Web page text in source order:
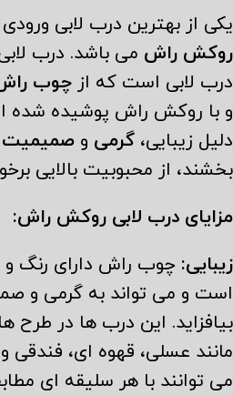
یکی از بهترین درب لابی
روکش راش می باشد. درب
درب لابی است که از چوب
و با روکش راش پوشیده شده
دلیل زیبایی، گرمی و صمیمیت
بخشند، از محبوبیت بالایی
مزایای درب لابی روکش راش:
زیبایی: چوب راش دارای رنگ و
است و می تواند به گرمی و
بیافزاید. این درب ها در طرح
مانند عسلی، قهوه ای،
می توانند با هر سلیقه ای